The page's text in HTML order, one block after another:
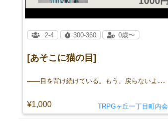
[あそこに猫の目]
――目を背け続けている。もう、戻らないように。
¥1,000
2-4 300-360 0歳〜
TRPGヶ丘一丁目町内会